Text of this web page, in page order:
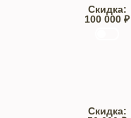
Скидка:
100 000 ₽
Скидка: